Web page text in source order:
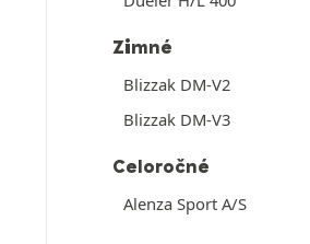
Zimné
Blizzak DM-V2
Blizzak DM-V3
Celoročné
Alenza Sport A/S